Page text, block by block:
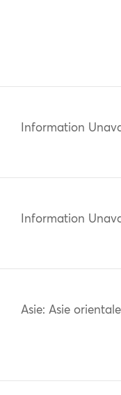
Information
Information
Asie: Asie